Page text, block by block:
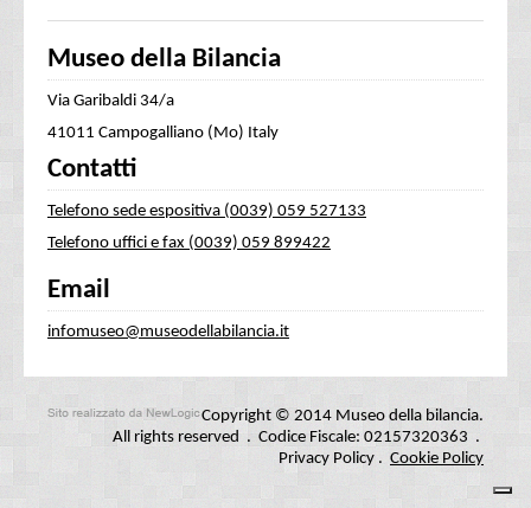
Museo della Bilancia
Via Garibaldi 34/a
41011 Campogalliano (Mo) Italy
Contatti
Telefono sede espositiva (0039) 059 527133
Telefono uffici e fax (0039) 059 899422
Email
infomuseo@museodellabilancia.it
Copyright © 2014 Museo della bilancia.
All rights reserved . Codice Fiscale: 02157320363 .
Privacy Policy . Cookie Policy